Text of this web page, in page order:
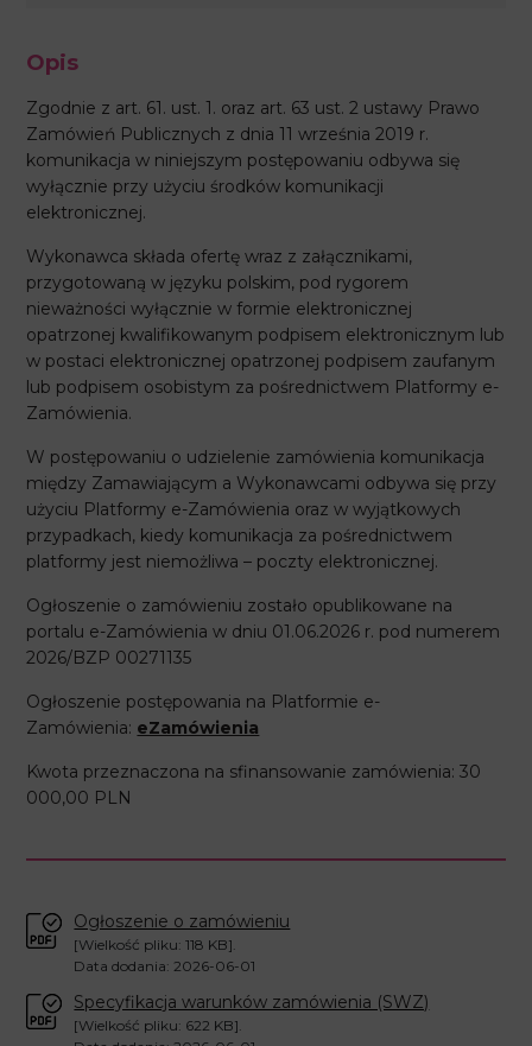
Opis
Zgodnie z art. 61. ust. 1. oraz art. 63 ust. 2 ustawy Prawo
Zamówień Publicznych z dnia 11 września 2019 r.
komunikacja w niniejszym postępowaniu odbywa się
wyłącznie przy użyciu środków komunikacji
elektronicznej.
Wykonawca składa ofertę wraz z załącznikami,
przygotowaną w języku polskim, pod rygorem
nieważności wyłącznie w formie elektronicznej
opatrzonej kwalifikowanym podpisem elektronicznym lub
w postaci elektronicznej opatrzonej podpisem zaufanym
lub podpisem osobistym za pośrednictwem Platformy e-
Zamówienia.
W postępowaniu o udzielenie zamówienia komunikacja
między Zamawiającym a Wykonawcami odbywa się przy
użyciu Platformy e-Zamówienia oraz w wyjątkowych
przypadkach, kiedy komunikacja za pośrednictwem
platformy jest niemożliwa – poczty elektronicznej.
Ogłoszenie o zamówieniu zostało opublikowane na
portalu e-Zamówienia w dniu 01.06.2026 r. pod numerem
2026/BZP 00271135
Ogłoszenie postępowania na Platformie e-
Zamówienia: eZamówienia
Kwota przeznaczona na sfinansowanie zamówienia: 30
000,00 PLN
Ogłoszenie o zamówieniu
[Wielkość pliku: 118 KB].
Data dodania: 2026-06-01
Specyfikacja warunków zamówienia (SWZ)
[Wielkość pliku: 622 KB].